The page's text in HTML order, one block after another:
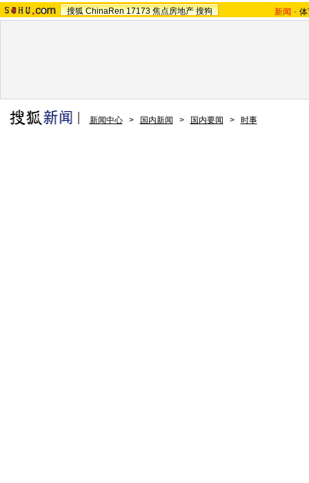
搜狐 ChinaRen 17173 焦点房地产 搜狗 新闻 -
新闻中心 > 国内新闻 > 国内要闻 > 时事